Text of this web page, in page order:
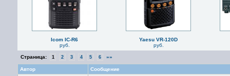
Icom IC-R6
руб.
Yaesu VR-120D
руб.
Страница: 1 2 3 4 5 6 »»
Автор
Сообщение